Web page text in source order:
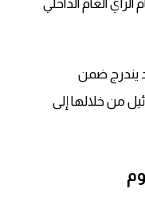
العام الداخلي
يندرج ضمن
من خلالها إلى